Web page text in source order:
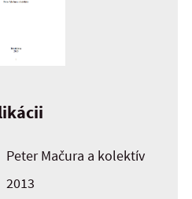
Peter Mačura a kolektív
2013